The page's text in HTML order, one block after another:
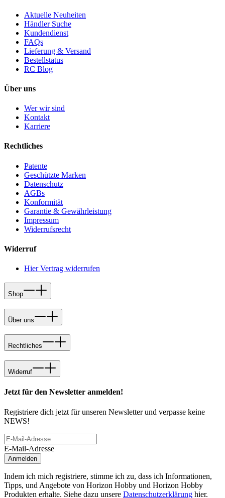
Aktuelle Neuheiten
Händler Suche
Kundendienst
FAQs
Lieferung & Versand
Bestellstatus
RC Blog
Über uns
Wer wir sind
Kontakt
Karriere
Rechtliches
Patente
Geschützte Marken
Datenschutz
AGBs
Konformität
Garantie & Gewährleistung
Impressum
Widerrufsrecht
Widerruf
Hier Vertrag widerrufen
Shop
Über uns
Rechtliches
Widerruf
Jetzt für den Newsletter anmelden!
Registriere dich jetzt für unseren Newsletter und verpasse keine
NEWS!
E-Mail-Adresse
Anmelden
Indem ich mich registriere, stimme ich zu, dass ich Informationen,
Tipps, und Angebote von Horizon Hobby und Horizon Hobby
Produkten erhalte. Siehe dazu unsere Datenschutzerklärung hier.